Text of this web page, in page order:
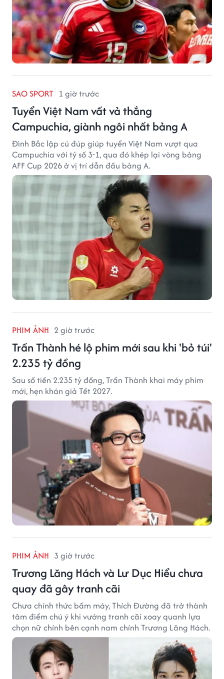
SAO SPORT 1 giờ trước
Tuyển Việt Nam vất vả thắng
Campuchia, giành ngôi nhất bảng A
Đình Bắc lập cú đúp giúp tuyển Việt Nam vượt qua
Campuchia với tỷ số 3-1, qua đó khép lại vòng bảng
AFF Cup 2026 ở vị trí dẫn đầu bảng A.
PHIM ẢNH 2 giờ trước
Trấn Thành hé lộ phim mới sau khi 'bỏ túi'
2.235 tỷ đồng
Sau số tiền 2.235 tỷ đồng, Trấn Thành khai máy phim
mới, hẹn khán giả Tết 2027.
PHIM ẢNH 3 giờ trước
Trương Lăng Hách và Lư Dục Hiểu chưa
quay đã gây tranh cãi
Chưa chính thức bấm máy, Thích Đường đã trở thành
tâm điểm chú ý khi vướng tranh cãi xoay quanh lựa
chọn nữ chính bên cạnh nam chính Trương Lăng Hách.